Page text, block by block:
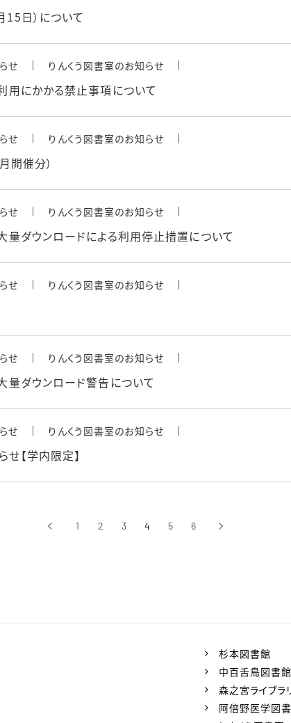
日）について
せ りんくう図書室のお知らせ
用にかかる禁止事項について
せ りんくう図書室のお知らせ
開催分）
せ りんくう図書室のお知らせ
量ダウンロードによる利用停止措置について
せ りんくう図書室のお知らせ
せ りんくう図書室のお知らせ
量ダウンロード警告について
せ りんくう図書室のお知らせ
【学内限定】
‹前へ 1 2 3 4 5 6 ›次へ
杉本図書館
中百舌鳥図書館
森之宮ライブラ
阿倍野医学図